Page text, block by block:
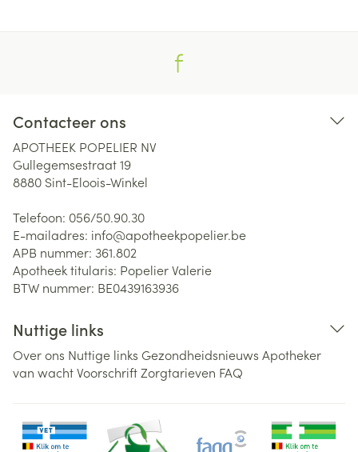
Contacteer ons
APOTHEEK POPELIER NV
Gullegemsestraat 19
8880 Sint-Eloois-Winkel
Telefoon: 056/50.90.30
E-mailadres: info@apotheekpopelier.be
APB nummer: 361.802
Apotheek titularis: Popelier Valerie
BTW nummer: BE0439163936
Nuttige links
Over ons Nuttige links Gezondheidsnieuws Apotheker
van wachtVoorschriftZorgtarieven FAQ